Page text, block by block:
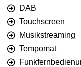
DAB
Touchscreen
Musikstreaming
Tempomat